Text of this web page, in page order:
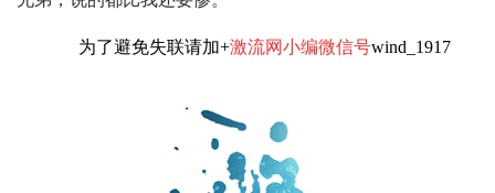
为了避免失联请加+激流网小编微信号wind_1917